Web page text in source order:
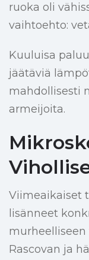
ruoka oli
vaihtoehto:
Kuuluisa
jäätäviä
mahdollisesti
armeijoita.
Viimeaikaiset
lisänneet
murheelliseen
Rascovan ja